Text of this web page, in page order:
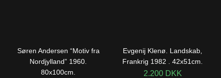
Søren Andersen “Motiv fra
Nordjylland” 1960.
80x100cm.
Evgenij Klenø. Landskab,
Frankrig 1982 . 42x51cm.
2.200 DKK